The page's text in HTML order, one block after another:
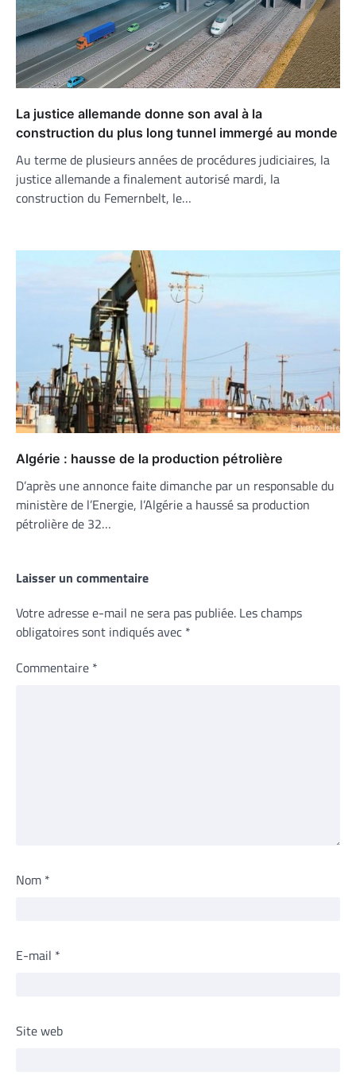
La justice allemande donne son aval à la
construction du plus long tunnel immergé au monde
Au terme de plusieurs années de procédures judiciaires, la
justice allemande a finalement autorisé mardi, la
construction du Femernbelt, le…
Algérie : hausse de la production pétrolière
D’après une annonce faite dimanche par un responsable du
ministère de l’Energie, l’Algérie a haussé sa production
pétrolière de 32…
Laisser un commentaire
Votre adresse e-mail ne sera pas publiée. Les champs
obligatoires sont indiqués avec *
Commentaire *
Nom *
E-mail *
Site web